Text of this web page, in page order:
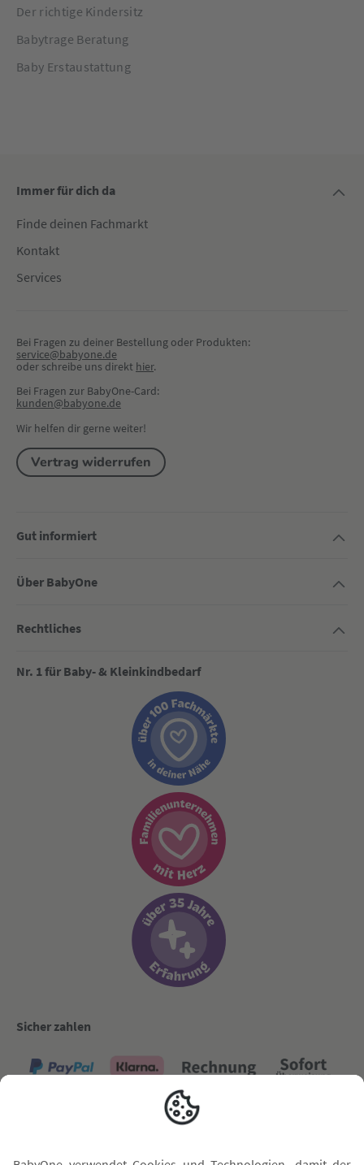
Der richtige Kindersitz
Babytrage Beratung
Baby Erstaustattung
Immer für dich da
Finde deinen Fachmarkt
Kontakt
Services
Bei Fragen zu deiner Bestellung oder Produkten:
service@babyone.de
oder schreibe uns direkt hier.
Bei Fragen zur BabyOne-Card:
kunden@babyone.de
Wir helfen dir gerne weiter!
Vertrag widerrufen
Gut informiert
Über BabyOne
Rechtliches
Nr. 1 für Baby- & Kleinkindbedarf
Sicher zahlen